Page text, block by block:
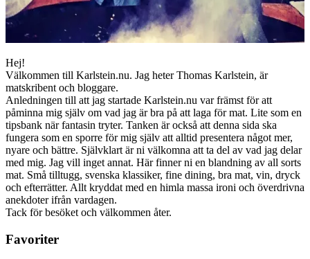
Hej!
Välkommen till Karlstein.nu. Jag heter Thomas Karlstein, är
matskribent och bloggare.
Anledningen till att jag startade Karlstein.nu var främst för att
påminna mig själv om vad jag är bra på att laga för mat. Lite som en
tipsbank när fantasin tryter. Tanken är också att denna sida ska
fungera som en sporre för mig själv att alltid presentera något mer,
nyare och bättre. Självklart är ni välkomna att ta del av vad jag delar
med mig. Jag vill inget annat. Här finner ni en blandning av all sorts
mat. Små tilltugg, svenska klassiker, fine dining, bra mat, vin, dryck
och efterrätter. Allt kryddat med en himla massa ironi och överdrivna
anekdoter ifrån vardagen.
Tack för besöket och välkommen åter.
Favoriter